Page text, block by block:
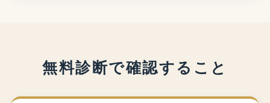
無料診断で確認すること